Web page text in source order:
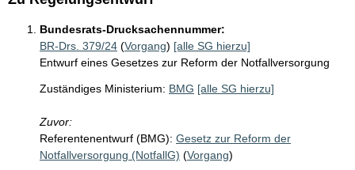
Bundesrats-Drucksachennummer:
BR-Drs. 379/24 (Vorgang) [alle SG hierzu]
Entwurf eines Gesetzes zur Reform der Notfallversorgung
Zuständiges Ministerium: BMG [alle SG hierzu]
Zuvor:
Referentenentwurf (BMG): Gesetz zur Reform der
Notfallversorgung (NotfallG) (Vorgang)